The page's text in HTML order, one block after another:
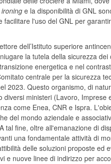
e la disponibilità di GNL
l'uso del GNL per
dell’Istituto superiore
la tutela della sicurezza dei
energetica e nel
centrale per la sicurezza
2023. Questo organismo, di
ministeri (Lavoro, Imprese
come Enea, CNR e Ispra.
del mondo aziendale e
fine, oltre all'emanazione di
una fondamentale attività di
delle soluzioni proposte ed
e nuove linee di indirizzo per